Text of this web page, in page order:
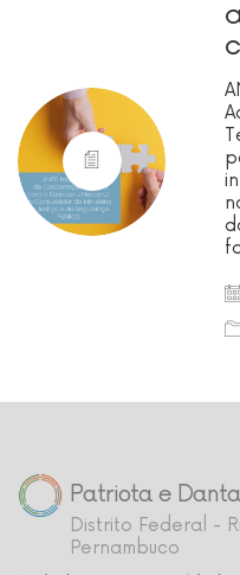
Patriota e
Distrito Federal -
Pernambuco